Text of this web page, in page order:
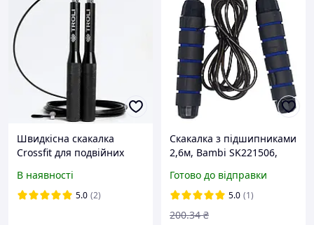
Швидкісна скакалка
Crossfit для подвійних
ручками Скакалка для
Подвійних Стрибків у
В наявності
5.0 (2)
Скакалка з підшипниками
2,6м, Bambi SK221506,
фітнесу / Скакалка для
спорту
Готово до відправки
5.0 (1)
200.34 ₴